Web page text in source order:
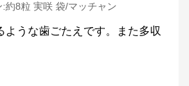
:約8粒 実咲 袋/マッチャン
ような歯ごたえです。また多収